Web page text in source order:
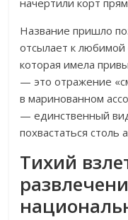
начертили корт
Название пришло
отсылает к
которая имела
— это отражение
в маринованном
— единственный
похвастаться
Тихий